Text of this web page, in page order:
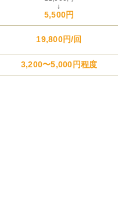
↓
5,500円
19,800円/回
3,200〜5,000円程度